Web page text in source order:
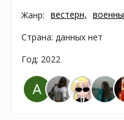
Жанр: вестерн,
Страна: данных нет
Год: 2022